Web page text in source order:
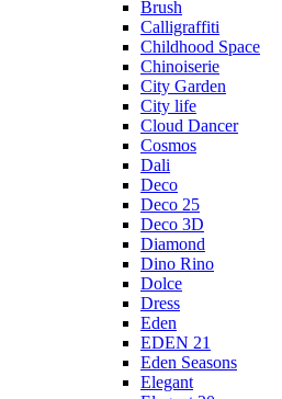
Brush
Calligraffiti
Childhood Space
Chinoiserie
City Garden
City life
Cloud Dancer
Cosmos
Dali
Deco
Deco 25
Deco 3D
Diamond
Dino Rino
Dolce
Dress
Eden
EDEN 21
Eden Seasons
Elegant